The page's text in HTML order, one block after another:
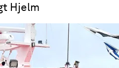
Hjelm